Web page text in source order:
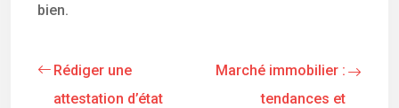
bien.
Rédiger une
attestation d’état
Marché immobilier :
tendances et